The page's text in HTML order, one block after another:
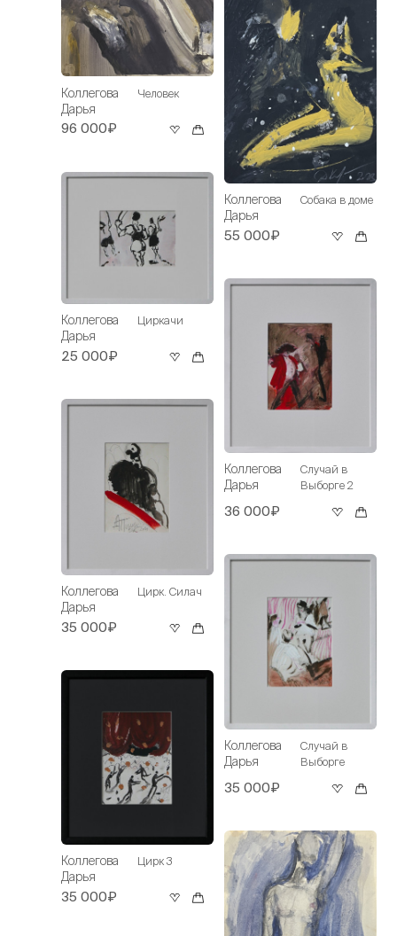
Коллегова
Дарья
Человек
96 000₽
Коллегова
Дарья
Циркачи
25 000₽
Коллегова
Дарья
Цирк. Силач
35 000₽
Коллегова
Дарья
Цирк 3
35 000₽
Коллегова
Дарья
Собака в доме
55 000₽
Коллегова
Дарья
Случай в
Выборге 2
36 000₽
Коллегова
Дарья
Случай в
Выборге
35 000₽